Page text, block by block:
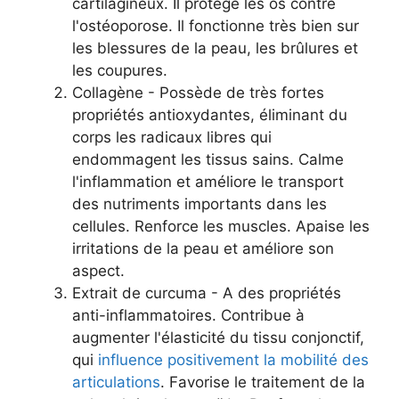
cartilagineux. Il protège les os contre
l'ostéoporose. Il fonctionne très bien sur
les blessures de la peau, les brûlures et
les coupures.
Collagène - Possède de très fortes
propriétés antioxydantes, éliminant du
corps les radicaux libres qui
endommagent les tissus sains. Calme
l'inflammation et améliore le transport
des nutriments importants dans les
cellules. Renforce les muscles. Apaise les
irritations de la peau et améliore son
aspect.
Extrait de curcuma - A des propriétés
anti-inflammatoires. Contribue à
augmenter l'élasticité du tissu conjonctif,
qui influence positivement la mobilité des
articulations. Favorise le traitement de la